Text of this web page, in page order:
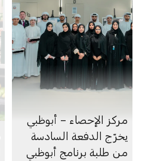
مركز الإحصاء – أبوظبي
يخرّج الدفعة السادسة
من طلبة برنامج أبوظبي